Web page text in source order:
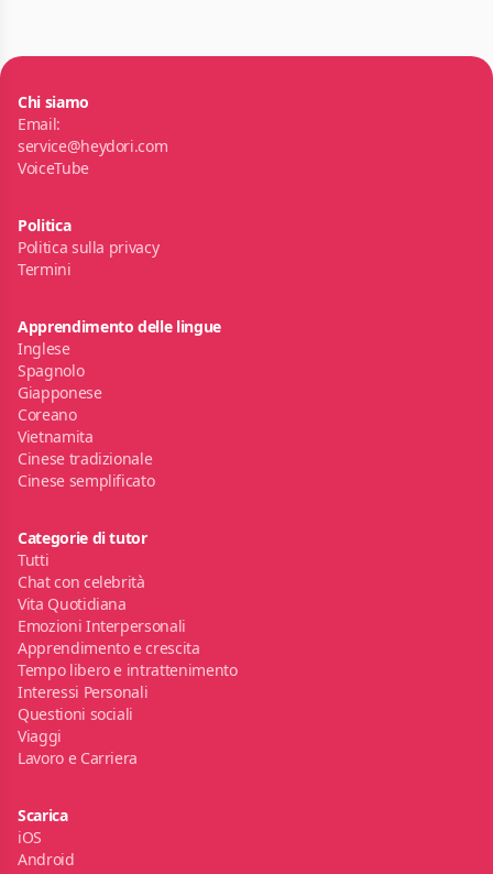
Chi siamo
Email:
service@heydori.com
VoiceTube
Politica
Politica sulla privacy
Termini
Apprendimento delle lingue
Inglese
Spagnolo
Giapponese
Coreano
Vietnamita
Cinese tradizionale
Cinese semplificato
Categorie di tutor
Tutti
Chat con celebrità
Vita Quotidiana
Emozioni Interpersonali
Apprendimento e crescita
Tempo libero e intrattenimento
Interessi Personali
Questioni sociali
Viaggi
Lavoro e Carriera
Scarica
iOS
Android